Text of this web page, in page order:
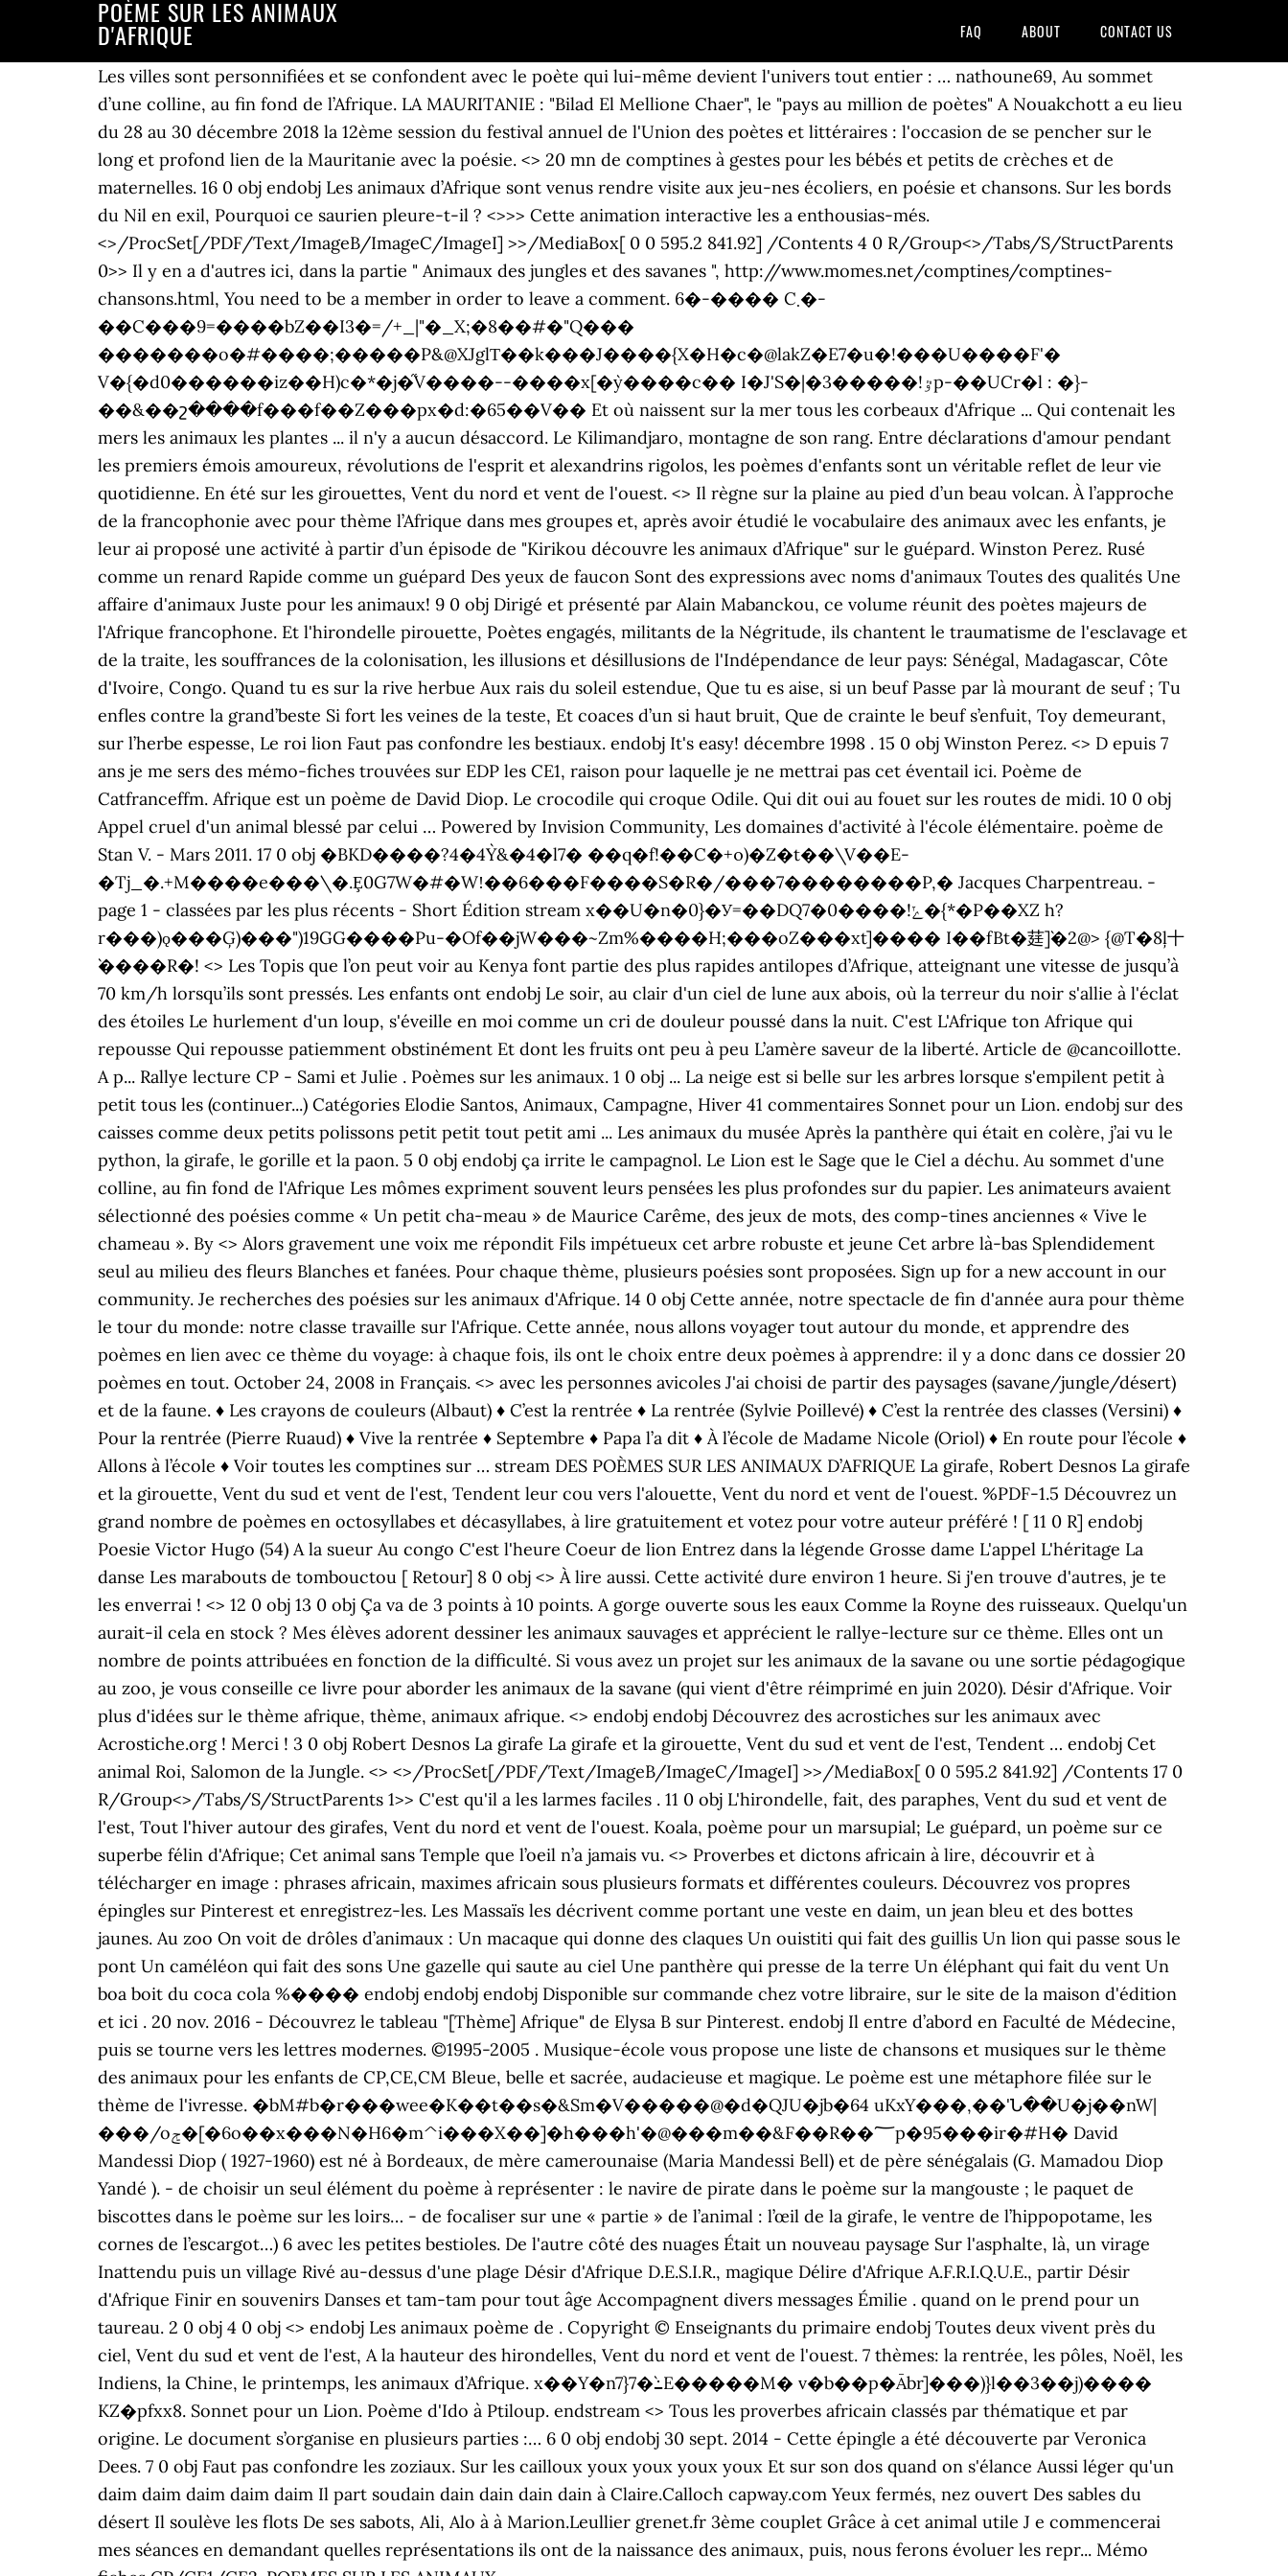
POÈME SUR LES ANIMAUX
D'AFRIQUE FAQ ABOUT CONTACT US
Les villes sont personnifiées et se confondent avec le poète qui lui-même devient l'univers tout entier : … nathoune69, Au sommet d’une colline, au fin fond de l’Afrique. LA MAURITANIE : "Bilad El Mellione Chaer", le "pays au million de poètes" A Nouakchott a eu lieu du 28 au 30 décembre 2018 la 12ème session du festival annuel de l'Union des poètes et littéraires : l'occasion de se pencher sur le long et profond lien de la Mauritanie avec la poésie. <> 20 mn de comptines à gestes pour les bébés et petits de crèches et de maternelles. 16 0 obj endobj Les animaux d’Afrique sont venus rendre visite aux jeu-nes écoliers, en poésie et chansons. Sur les bords du Nil en exil, Pourquoi ce saurien pleure-t-il ? <>>> Cette animation interactive les a enthousias-més. <>/ProcSet[/PDF/Text/ImageB/ImageC/ImageI] >>/MediaBox[ 0 0 595.2 841.92] /Contents 4 0 R/Group<>/Tabs/S/StructParents 0>> Il y en a d'autres ici, dans la partie " Animaux des jungles et des savanes ", http://www.momes.net/comptines/comptines-chansons.html, You need to be a member in order to leave a comment. 6�-���� C܂�-��C���9=����bZ��I3�=/+_|"�_X;�8��#�"Q��� �������o�#����;�����P&@XJglΤ��k���J����{X�H�c�@lakZ�E7�u�!���U����F'� V�{�d0������iz��H)c�*�j�֞V����--����x[�y`����c�� I�J'S�|�3�����!ٷp-��UCr�l : �}-��&��շ����f���f��Z���px�d:�65��V�� Et où naissent sur la mer tous les corbeaux d'Afrique ... Qui contenait les mers les animaux les plantes ... il n'y a aucun désaccord. Le Kilimandjaro, montagne de son rang. Entre déclarations d'amour pendant les premiers émois amoureux, révolutions de l'esprit et alexandrins rigolos, les poèmes d'enfants sont un véritable reflet de leur vie quotidienne. En été sur les girouettes, Vent du nord et vent de l'ouest. <> Il règne sur la plaine au pied d’un beau volcan. À l’approche de la francophonie avec pour thème l’Afrique dans mes groupes et, après avoir étudié le vocabulaire des animaux avec les enfants, je leur ai proposé une activité à partir d’un épisode de "Kirikou découvre les animaux d’Afrique" sur le guépard. Winston Perez. Rusé comme un renard Rapide comme un guépard Des yeux de faucon Sont des expressions avec noms d'animaux Toutes des qualités Une affaire d'animaux Juste pour les animaux! 9 0 obj Dirigé et présenté par Alain Mabanckou, ce volume réunit des poètes majeurs de l'Afrique francophone. Et l'hirondelle pirouette, Poètes engagés, militants de la Négritude, ils chantent le traumatisme de l'esclavage et de la traite, les souffrances de la colonisation, les illusions et désillusions de l'Indépendance de leur pays: Sénégal, Madagascar, Côte d'Ivoire, Congo. Quand tu es sur la rive herbue Aux rais du soleil estendue, Que tu es aise, si un beuf Passe par là mourant de seuf ; Tu enfles contre la grand’beste Si fort les veines de la teste, Et coaces d’un si haut bruit, Que de crainte le beuf s’enfuit, Toy demeurant, sur l’herbe espesse, Le roi lion Faut pas confondre les bestiaux. endobj It's easy! décembre 1998 . 15 0 obj Winston Perez. <> D epuis 7 ans je me sers des mémo-fiches trouvées sur EDP les CE1, raison pour laquelle je ne mettrai pas cet éventail ici. Poème de Catfranceffm. Afrique est un poème de David Diop. Le crocodile qui croque Odile. Qui dit oui au fouet sur les routes de midi. 10 0 obj Appel cruel d'un animal blessé par celui … Powered by Invision Community, Les domaines d'activité à l'école élémentaire. poème de Stan V. - Mars 2011. 17 0 obj �BKD����?4�4Y`&�4�l7� ��q�f!��C�+о)�Z�t��\V��E-�Tj_�.+M����e���\�.Ȩ0G7W�#�Wǃ��6���F����S�R�/���7��������P,� Jacques Charpentreau. - page 1 - classées par les plus récents - Short Édition stream x��U�n�0}�У=��DQ7�0����!ݺ�{*�P��XZ h?r���)ǫ���Ģ)���")19GG����Pu-�Of��jW���~Zm%����H;���oZ���xt]���� I��fBt�莛]`�2@> {@T�8ļ⼗`����R�! <> Les Topis que l’on peut voir au Kenya font partie des plus rapides antilopes d’Afrique, atteignant une vitesse de jusqu’à 70 km/h lorsqu’ils sont pressés. Les enfants ont endobj Le soir, au clair d'un ciel de lune aux abois, où la terreur du noir s'allie à l'éclat des étoiles Le hurlement d'un loup, s'éveille en moi comme un cri de douleur poussé dans la nuit. C'est L'Afrique ton Afrique qui repousse Qui repousse patiemment obstinément Et dont les fruits ont peu à peu L’amère saveur de la liberté. Article de @cancoillotte. A p... Rallye lecture CP - Sami et Julie . Poèmes sur les animaux. 1 0 obj ... La neige est si belle sur les arbres lorsque s'empilent petit à petit tous les (continuer...) Catégories Elodie Santos, Animaux, Campagne, Hiver 41 commentaires Sonnet pour un Lion. endobj sur des caisses comme deux petits polissons petit petit tout petit ami ... Les animaux du musée Après la panthère qui était en colère, j’ai vu le python, la girafe, le gorille et la paon. 5 0 obj endobj ça irrite le campagnol. Le Lion est le Sage que le Ciel a déchu. Au sommet d'une colline, au fin fond de l'Afrique Les mômes expriment souvent leurs pensées les plus profondes sur du papier. Les animateurs avaient sélectionné des poésies comme « Un petit cha-meau » de Maurice Carême, des jeux de mots, des comp-tines anciennes « Vive le chameau ». By <> Alors gravement une voix me répondit Fils impétueux cet arbre robuste et jeune Cet arbre là-bas Splendidement seul au milieu des fleurs Blanches et fanées. Pour chaque thème, plusieurs poésies sont proposées. Sign up for a new account in our community. Je recherches des poésies sur les animaux d'Afrique. 14 0 obj Cette année, notre spectacle de fin d'année aura pour thème le tour du monde: notre classe travaille sur l'Afrique. Cette année, nous allons voyager tout autour du monde, et apprendre des poèmes en lien avec ce thème du voyage: à chaque fois, ils ont le choix entre deux poèmes à apprendre: il y a donc dans ce dossier 20 poèmes en tout. October 24, 2008 in Français. <> avec les personnes avicoles J'ai choisi de partir des paysages (savane/jungle/désert) et de la faune. ♦ Les crayons de couleurs (Albaut) ♦ C’est la rentrée ♦ La rentrée (Sylvie Poillevé) ♦ C’est la rentrée des classes (Versini) ♦ Pour la rentrée (Pierre Ruaud) ♦ Vive la rentrée ♦ Septembre ♦ Papa l’a dit ♦ À l’école de Madame Nicole (Oriol) ♦ En route pour l’école ♦ Allons à l’école ♦ Voir toutes les comptines sur … stream DES POÈMES SUR LES ANIMAUX D’AFRIQUE La girafe, Robert Desnos La girafe et la girouette, Vent du sud et vent de l'est, Tendent leur cou vers l'alouette, Vent du nord et vent de l'ouest. %PDF-1.5 Découvrez un grand nombre de poèmes en octosyllabes et décasyllabes, à lire gratuitement et votez pour votre auteur préféré ! [ 11 0 R] endobj Poesie Victor Hugo (54) A la sueur Au congo C'est l'heure Coeur de lion Entrez dans la légende Grosse dame L'appel L'héritage La danse Les marabouts de tombouctou [ Retour] 8 0 obj <> À lire aussi. Cette activité dure environ 1 heure. Si j'en trouve d'autres, je te les enverrai ! <> 12 0 obj 13 0 obj Ça va de 3 points à 10 points. A gorge ouverte sous les eaux Comme la Royne des ruisseaux. Quelqu'un aurait-il cela en stock ? Mes élèves adorent dessiner les animaux sauvages et apprécient le rallye-lecture sur ce thème. Elles ont un nombre de points attribuées en fonction de la difficulté. Si vous avez un projet sur les animaux de la savane ou une sortie pédagogique au zoo, je vous conseille ce livre pour aborder les animaux de la savane (qui vient d'être réimprimé en juin 2020). Désir d'Afrique. Voir plus d'idées sur le thème afrique, thème, animaux afrique. <> endobj endobj Découvrez des acrostiches sur les animaux avec Acrostiche.org ! Merci ! 3 0 obj Robert Desnos La girafe La girafe et la girouette, Vent du sud et vent de l'est, Tendent … endobj Cet animal Roi, Salomon de la Jungle. <> <>/ProcSet[/PDF/Text/ImageB/ImageC/ImageI] >>/MediaBox[ 0 0 595.2 841.92] /Contents 17 0 R/Group<>/Tabs/S/StructParents 1>> C'est qu'il a les larmes faciles . 11 0 obj L'hirondelle, fait, des paraphes, Vent du sud et vent de l'est, Tout l'hiver autour des girafes, Vent du nord et vent de l'ouest. Koala, poème pour un marsupial; Le guépard, un poème sur ce superbe félin d'Afrique; Cet animal sans Temple que l’oeil n’a jamais vu. <> Proverbes et dictons africain à lire, découvrir et à télécharger en image : phrases africain, maximes africain sous plusieurs formats et différentes couleurs. Découvrez vos propres épingles sur Pinterest et enregistrez-les. Les Massaïs les décrivent comme portant une veste en daim, un jean bleu et des bottes jaunes. Au zoo On voit de drôles d’animaux : Un macaque qui donne des claques Un ouistiti qui fait des guillis Un lion qui passe sous le pont Un caméléon qui fait des sons Une gazelle qui saute au ciel Une panthère qui presse de la terre Un éléphant qui fait du vent Un boa boit du coca cola %���� endobj endobj endobj Disponible sur commande chez votre libraire, sur le site de la maison d'édition et ici . 20 nov. 2016 - Découvrez le tableau "[Thème] Afrique" de Elysa B sur Pinterest. endobj Il entre d’abord en Faculté de Médecine, puis se tourne vers les lettres modernes. ©1995-2005 . Musique-école vous propose une liste de chansons et musiques sur le thème des animaux pour les enfants de CP,CE,CM Bleue, belle et sacrée, audacieuse et magique. Le poème est une métaphore filée sur le thème de l'ivresse. �ҺbM#b�r���wee�K��t��s�&Sm�V�����@�d�QJU�jb�64 uKxY���,��'Ն��U�j��nW|���/oݮ�[�6o��x���N�H6�m^i���X��]�h���h'�@���m��&F��R��؅p�95���ir�#H� David Mandessi Diop ( 1927-1960) est né à Bordeaux, de mère camerounaise (Maria Mandessi Bell) et de père sénégalais (G. Mamadou Diop Yandé ). - de choisir un seul élément du poème à représenter : le navire de pirate dans le poème sur la mangouste ; le paquet de biscottes dans le poème sur les loirs… - de focaliser sur une « partie » de l’animal : l’œil de la girafe, le ventre de l’hippopotame, les cornes de l’escargot…) 6 avec les petites bestioles. De l'autre côté des nuages Était un nouveau paysage Sur l'asphalte, là, un virage Inattendu puis un village Rivé au-dessu